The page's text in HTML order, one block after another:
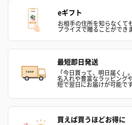
eギフト
お相手の住所を知らなくて
プライズで贈ることができ
最短即日発送
「今日買って、明日届く」。
名入れや豊富なラッピング
短で翌日にお届けが可能で
買えば買うほどお得に